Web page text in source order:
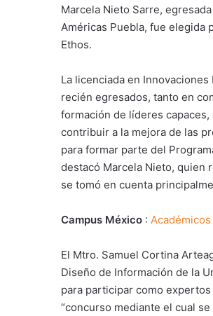
Marcela Nieto Sarre,
Américas Puebla, fue elegida
Ethos.
La licenciada en
recién egresados, tanto en
formación de líderes
contribuir a la mejora de las
para formar parte del
destacó Marcela Nieto, quien
se tomó en cuenta
Campus México :
El Mtro. Samuel Cortina
Diseño de Información de la
para participar como expertos
“concurso mediante el cual